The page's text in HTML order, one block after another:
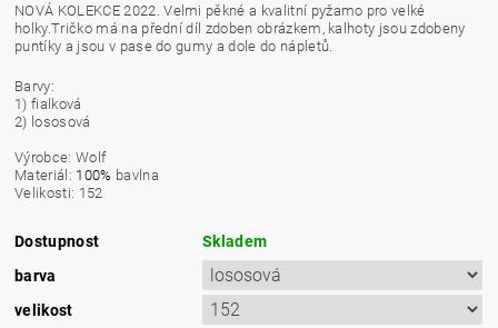
NOVÁ KOLEKCE 2022. Velmi pěkné a kvalitní pyžamo pro velké
holky.Tričko má na přední díl zdoben obrázkem, kalhoty jsou zdobeny
puntíky a jsou v pase do gumy a dole do nápletů.
Barvy:
1) fialková
2) lososová
Výrobce: Wolf
Materiál: 100% bavlna
Velikosti: 152
Dostupnost
Skladem
barva
velikost